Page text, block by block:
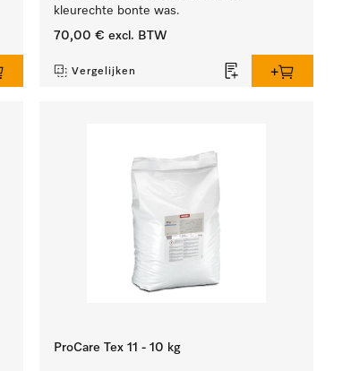
kleurechte bonte was.
70,00 € excl. BTW
Vergelijken
ProCare Tex 11 - 10 kg